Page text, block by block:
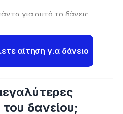
για αυτό το δάνειο
αίτηση για δάνειο
δανείου;